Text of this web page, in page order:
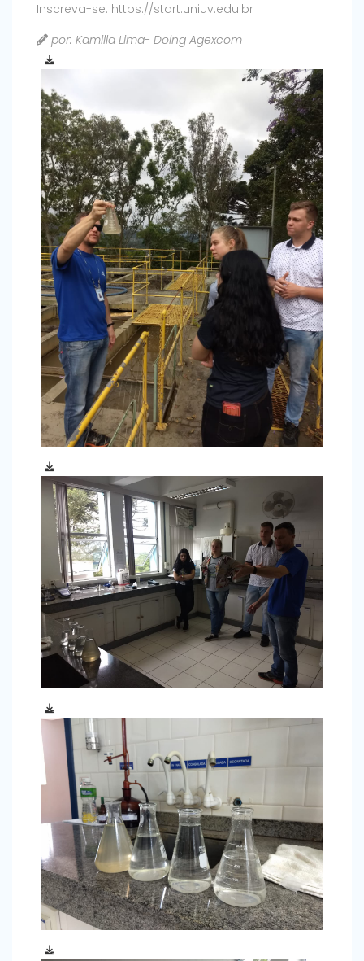
Inscreva-se: https://start.uniuv.edu.br
por: Kamilla Lima- Doing Agexcom